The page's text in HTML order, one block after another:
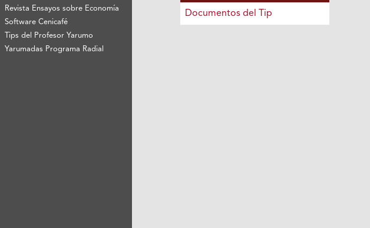
Revista Ensayos sobre Economía
Software Cenicafé
Tips del Profesor Yarumo
Yarumadas Programa Radial
Documentos del Tip